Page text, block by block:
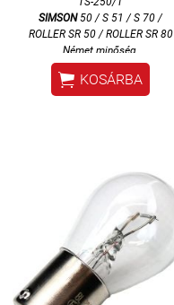
SIMSON50 / S 51 / S 70 /
ROLLER SR 50 / ROLLER SR 80
Német minőség
 KOSÁRBA